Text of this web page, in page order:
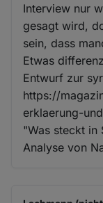
Interview nur
gesagt wird,
sein, dass
Etwas
Entwurf zur
https://
erklaerung-
"Was steckt in
Analyse von